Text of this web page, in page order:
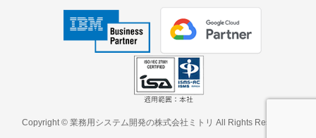
Copyright © 業務用システム開発の株式会社ミトリ All Rights Reserved.